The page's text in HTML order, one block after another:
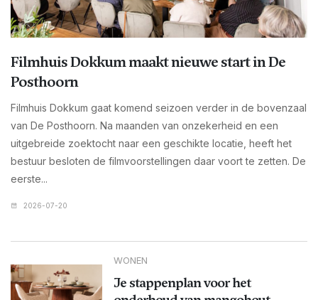
Filmhuis Dokkum maakt nieuwe start in De
Posthoorn
Filmhuis Dokkum gaat komend seizoen verder in de bovenzaal
van De Posthoorn. Na maanden van onzekerheid en een
uitgebreide zoektocht naar een geschikte locatie, heeft het
bestuur besloten de filmvoorstellingen daar voort te zetten. De
eerste...
2026-07-20
WONEN
Je stappenplan voor het